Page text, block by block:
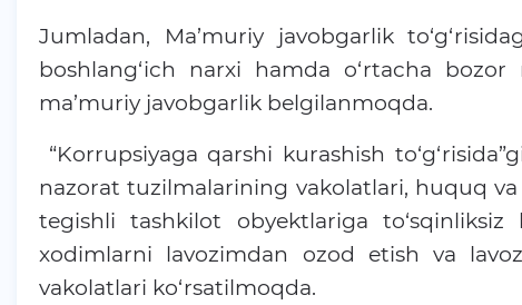
Jumladan, Ma’muriy javobgarlik
boshlang‘ich narxi hamda o‘rtacha
ma’muriy javobgarlik belgilanmoqda.
“Korrupsiyaga qarshi kurashish
nazorat tuzilmalarining vakolatlari, huquq
tegishli tashkilot obyektlariga
xodimlarni lavozimdan ozod etish va
vakolatlari ko‘rsatilmoqda.